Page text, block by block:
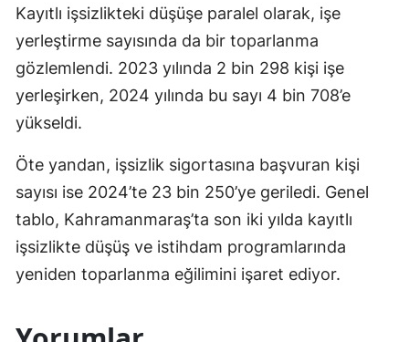
Kayıtlı işsizlikteki düşüşe paralel olarak, işe
yerleştirme sayısında da bir toparlanma
gözlemlendi. 2023 yılında 2 bin 298 kişi işe
yerleşirken, 2024 yılında bu sayı 4 bin 708’e
yükseldi.
Öte yandan, işsizlik sigortasına başvuran kişi
sayısı ise 2024’te 23 bin 250’ye geriledi. Genel
tablo, Kahramanmaraş’ta son iki yılda kayıtlı
işsizlikte düşüş ve istihdam programlarında
yeniden toparlanma eğilimini işaret ediyor.